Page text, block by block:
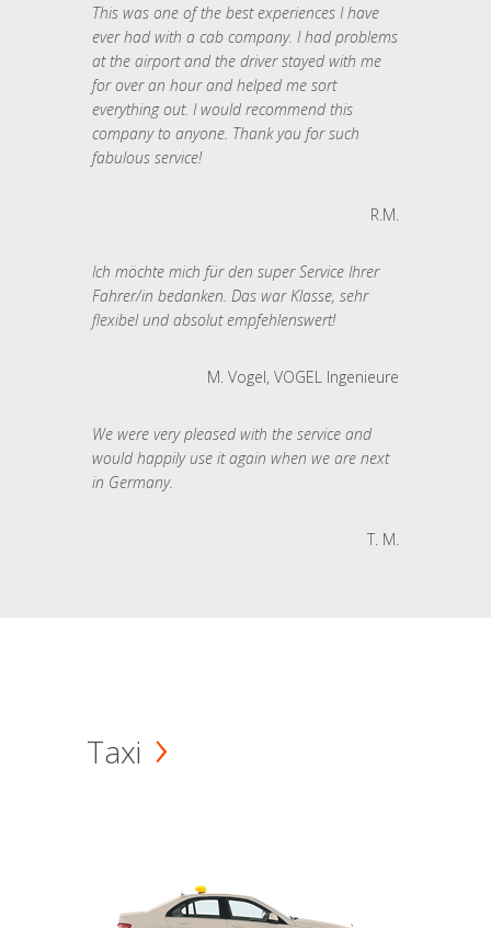
This was one of the best experiences I have
ever had with a cab company. I had problems
at the airport and the driver stayed with me
for over an hour and helped me sort
everything out. I would recommend this
company to anyone. Thank you for such
fabulous service!
R.M.
Ich möchte mich für den super Service Ihrer
Fahrer/in bedanken. Das war Klasse, sehr
flexibel und absolut empfehlenswert!
M. Vogel, VOGEL Ingenieure
We were very pleased with the service and
would happily use it again when we are next
in Germany.
T. M.
Taxi